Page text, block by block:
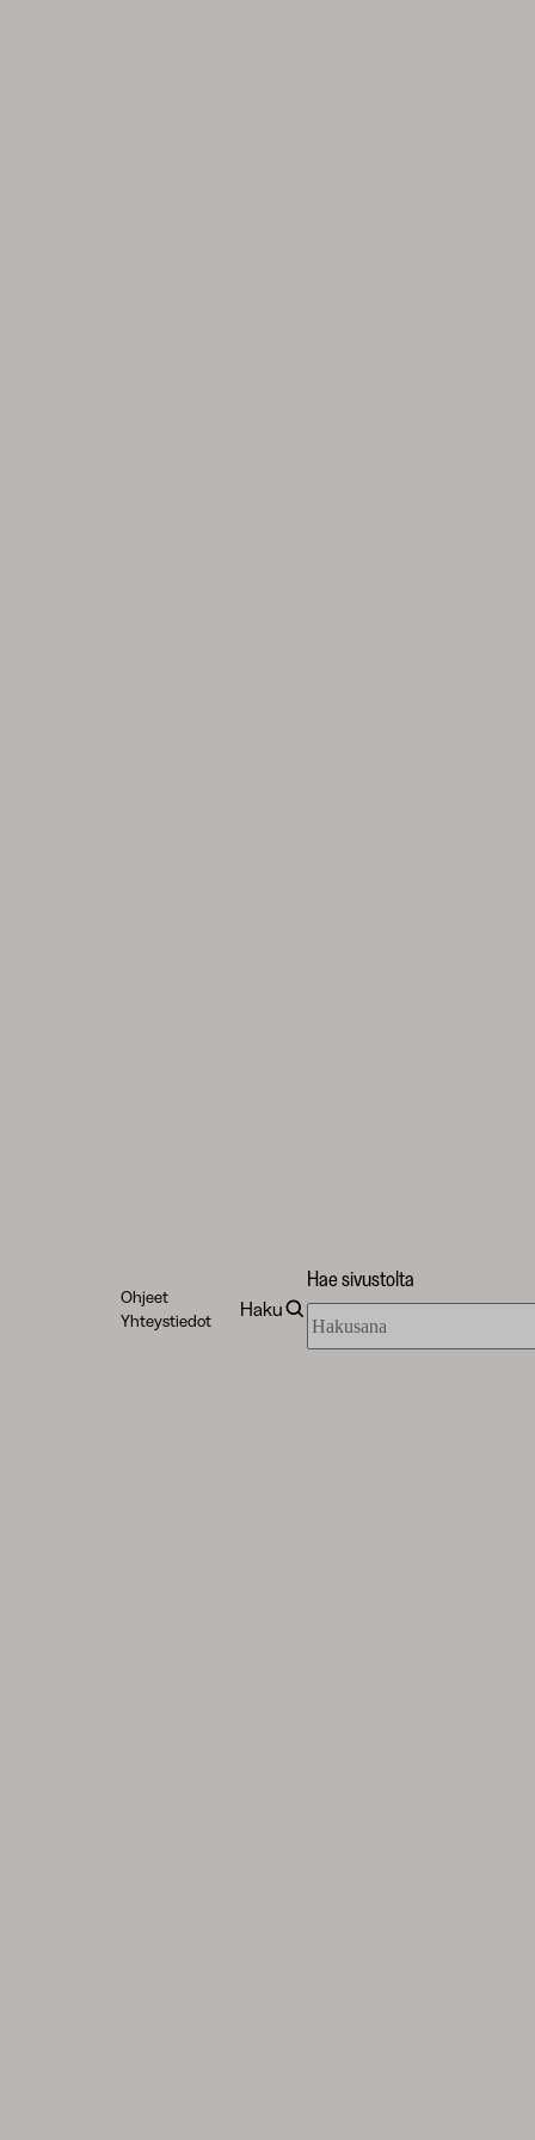
Ohjeet
Yhteystiedot
Haku
Hae sivustolta
sivustolta